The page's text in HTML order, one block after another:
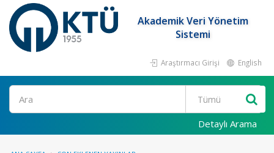
Akademik Veri Yönetim
Sistemi
Araştırmacı Girişi English
Ara
Detaylı Arama